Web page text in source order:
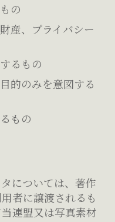
の
産、プライバシー
るもの
的のみを意図する
もの
については、著作
者に譲渡されるも
連盟又は写真素材